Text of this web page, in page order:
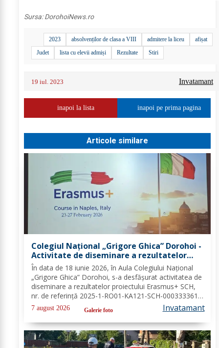
Sursa:DorohoiNews.ro
2023 absolvenților de clasa a VIII admitere la liceu
afișat
Judet
lista cu elevii admiși Rezultate Stiri
19 iul. 2023 Invatamant
inapoi la lista inapoi pe prima pagina
Articole similare
Colegiul Național „Grigore Ghica” Dorohoi -
Activitate de diseminare a rezultatelor
proiectului Erasmus+ SCH, 2025-1-RO01-
KA121-SCH-000333361
În data de 18 iunie 2026, în Aula Colegiului Național
„Grigore Ghica” Dorohoi, s-a desfășurat activitatea de
diseminare a rezultatelor proiectului Erasmus+ SCH,
nr. de referință 2025-1-RO01-KA121-SCH-000333361,
organizată de contabilul-șef, doamna Hrab Cristina, și
secretarul unității, doamna Alexa...
7 august 2026 Galerie foto Invatamant